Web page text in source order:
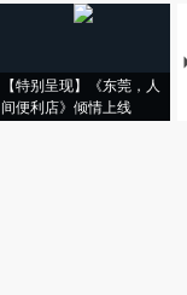
【特别呈现】《东莞，人
间便利店》倾情上线